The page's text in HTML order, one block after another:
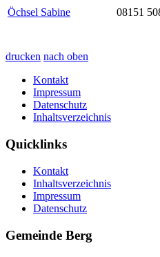
Öchsel Sabine 08151
drucken nach oben
Kontakt
Impressum
Datenschutz
Inhaltsverzeichnis
Quicklinks
Kontakt
Inhaltsverzeichnis
Impressum
Datenschutz
Gemeinde Berg